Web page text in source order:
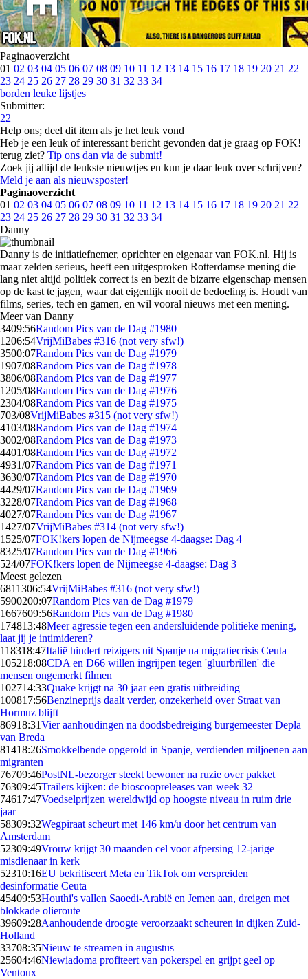
Paginaoverzicht
01 02 03 04 05 06 07 08 09 10 11 12 13 14 15 16 17 18 19 20 21 22
23 24 25 26 27 28 29 30 31 32 33 34
borden leuke lijstjes
Submitter:
22
Help ons; deel dit item als je het leuk vond
Heb je een leuk of interessant bericht gevonden dat je graag op FOK!
terug ziet? Tip ons dan via de submit!
Zoek jij altijd de leukste nieuwtjes en kun je daar leuk over schrijven?
Meld je aan als nieuwsposter!
Paginaoverzicht
01 02 03 04 05 06 07 08 09 10 11 12 13 14 15 16 17 18 19 20 21 22
23 24 25 26 27 28 29 30 31 32 33 34
Danny
Danny is de initiatiefnemer, oprichter en eigenaar van FOK.nl. Hij is
maar zelden serieus, heeft een uitgesproken Rotterdamse mening die
lang niet altijd politiek correct is en bezit de bizarre eigenschap mensen
op de kast te jagen, waar dat eigenlijk nooit de bedoeling is. Houdt van
films, series, tech en gamen, en wil vooral nieuws met een mening.
Meer van Danny
3409:56Random Pics van de Dag #1980
1206:54VrijMiBabes #316 (not very sfw!)
3500:07Random Pics van de Dag #1979
1907/08Random Pics van de Dag #1978
3806/08Random Pics van de Dag #1977
1205/08Random Pics van de Dag #1976
2304/08Random Pics van de Dag #1975
703/08VrijMiBabes #315 (not very sfw!)
4103/08Random Pics van de Dag #1974
3002/08Random Pics van de Dag #1973
4401/08Random Pics van de Dag #1972
4931/07Random Pics van de Dag #1971
3630/07Random Pics van de Dag #1970
4429/07Random Pics van de Dag #1969
3228/07Random Pics van de Dag #1968
4027/07Random Pics van de Dag #1967
1427/07VrijMiBabes #314 (not very sfw!)
1525/07FOK!kers lopen de Nijmeegse 4-daagse: Dag 4
8325/07Random Pics van de Dag #1966
524/07FOK!kers lopen de Nijmeegse 4-daagse: Dag 3
Meest gelezen
6811306:54VrijMiBabes #316 (not very sfw!)
5900200:07Random Pics van de Dag #1979
1667609:56Random Pics van de Dag #1980
174813:48Meer agressie tegen een andersluidende politieke mening,
laat jij je intimideren?
118318:47Italië hindert reizigers uit Spanje na migratiecrisis Ceuta
105218:08CDA en D66 willen ingrijpen tegen 'gluurbrillen' die
mensen ongemerkt filmen
102714:33Quake krijgt na 30 jaar een gratis uitbreiding
100817:56Benzineprijs daalt verder, onzekerheid over Straat van
Hormuz blijft
86918:31Vier aanhoudingen na doodsbedreiging burgemeester Depla
van Breda
81418:26Smokkelbende opgerold in Spanje, verdienden miljoenen aan
migranten
76709:46PostNL-bezorger steekt bewoner na ruzie over pakket
76309:45Trailers kijken: de bioscoopreleases van week 32
74617:47Voedselprijzen wereldwijd op hoogste niveau in ruim drie
jaar
58309:32Wegpiraat scheurt met 146 km/u door het centrum van
Amsterdam
52309:49Vrouw krijgt 30 maanden cel voor afpersing 12-jarige
misdienaar in kerk
52310:16EU bekritiseert Meta en TikTok om verspreiden
desinformatie Ceuta
45409:53Houthi's vallen Saoedi-Arabië en Jemen aan, dreigen met
blokkade olieroute
39609:28Aanhoudende droogte veroorzaakt scheuren in dijken Zuid-
Holland
33708:35Nieuw te streamen in augustus
25604:46Niewiadoma profiteert van pokerspel en grijpt geel op
Ventoux